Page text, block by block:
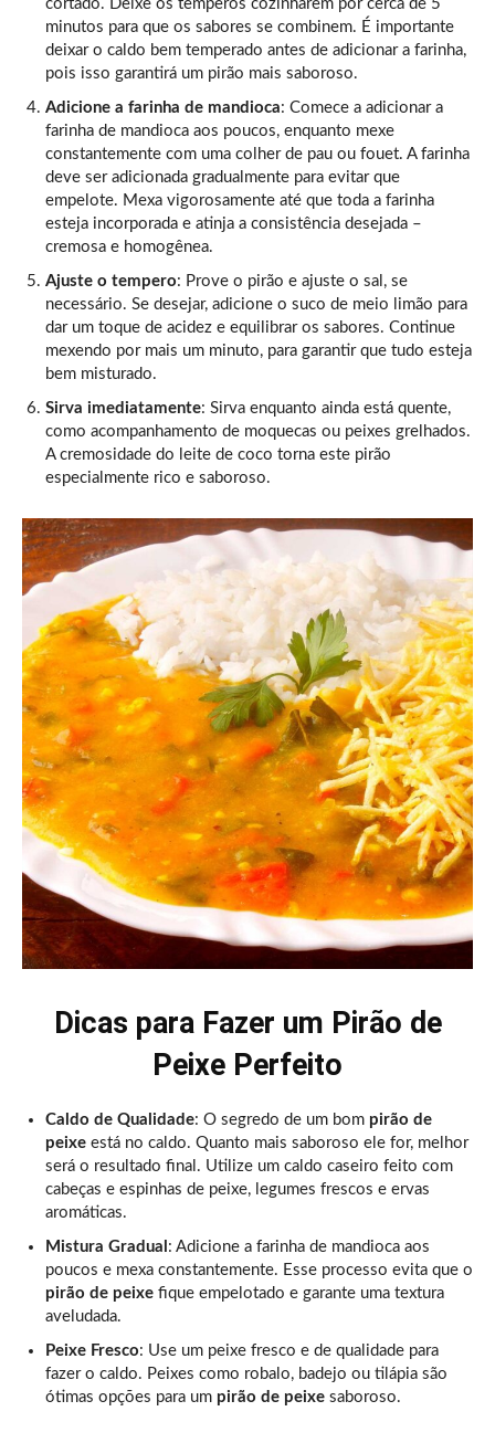
cortado. Deixe os temperos cozinharem por cerca de 5
minutos para que os sabores se combinem. É importante
deixar o caldo bem temperado antes de adicionar a farinha,
pois isso garantirá um pirão mais saboroso.
Adicione a farinha de mandioca: Comece a adicionar a
farinha de mandioca aos poucos, enquanto mexe
constantemente com uma colher de pau ou fouet. A farinha
deve ser adicionada gradualmente para evitar que
empelote. Mexa vigorosamente até que toda a farinha
esteja incorporada e atinja a consistência desejada –
cremosa e homogênea.
Ajuste o tempero: Prove o pirão e ajuste o sal, se
necessário. Se desejar, adicione o suco de meio limão para
dar um toque de acidez e equilibrar os sabores. Continue
mexendo por mais um minuto, para garantir que tudo esteja
bem misturado.
Sirva imediatamente: Sirva enquanto ainda está quente,
como acompanhamento de moquecas ou peixes grelhados.
A cremosidade do leite de coco torna este pirão
especialmente rico e saboroso.
Dicas para Fazer um Pirão de
Peixe Perfeito
Caldo de Qualidade: O segredo de um bom pirão de
peixe está no caldo. Quanto mais saboroso ele for, melhor
será o resultado final. Utilize um caldo caseiro feito com
cabeças e espinhas de peixe, legumes frescos e ervas
aromáticas.
Mistura Gradual : Adicione a farinha de mandioca aos
poucos e mexa constantemente. Esse processo evita que o
pirão de peixe fique empelotado e garante uma textura
aveludada.
Peixe Fresco: Use um peixe fresco e de qualidade para
fazer o caldo. Peixes como robalo, badejo ou tilápia são
ótimas opções para um pirão de peixe saboroso.